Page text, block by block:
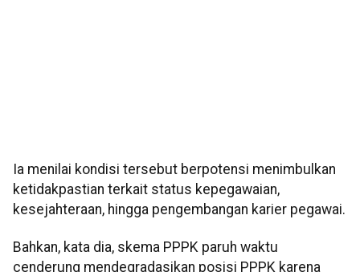
Ia menilai kondisi tersebut berpotensi menimbulkan
ketidakpastian terkait status kepegawaian,
kesejahteraan, hingga pengembangan karier pegawai.
Bahkan, kata dia, skema PPPK paruh waktu
cenderung mendegradasikan posisi PPPK karena